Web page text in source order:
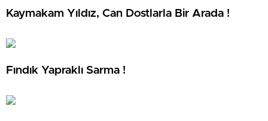
Kaymakam Yıldız, Can Dostlarla Bir Arada !
Fındık Yapraklı Sarma !